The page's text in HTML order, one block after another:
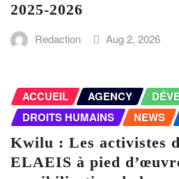
2025-2026
Redaction Aug 2, 2026
ACCUEIL AGENCY
DROITS HUMAINS
NEWS
Kwilu : Les activistes
ELAEIS à pied